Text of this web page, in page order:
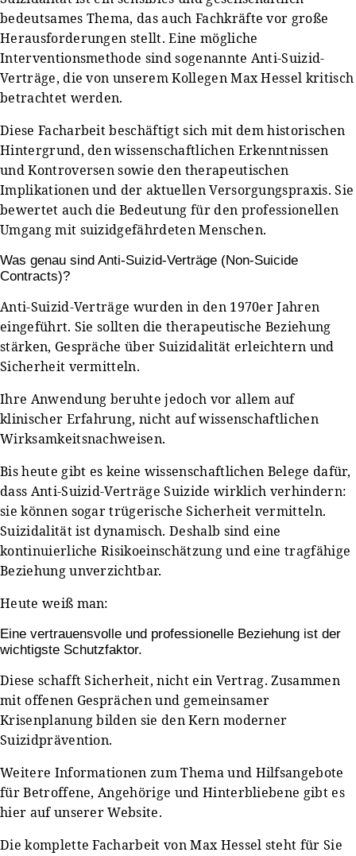
bedeutsames Thema, das auch Fachkräfte vor große
Herausforderungen stellt. Eine mögliche
Interventionsmethode sind sogenannte Anti-Suizid-
Verträge, die von unserem Kollegen Max Hessel kritisch
betrachtet werden.
Diese Facharbeit beschäftigt sich mit dem historischen
Hintergrund, den wissenschaftlichen Erkenntnissen
und Kontroversen sowie den therapeutischen
Implikationen und der aktuellen Versorgungspraxis. Sie
bewertet auch die Bedeutung für den professionellen
Umgang mit suizidgefährdeten Menschen.
Was genau sind Anti-Suizid-Verträge (Non-Suicide
Contracts)?
Anti-Suizid-Verträge wurden in den 1970er Jahren
eingeführt. Sie sollten die therapeutische Beziehung
stärken, Gespräche über Suizidalität erleichtern und
Sicherheit vermitteln.
Ihre Anwendung beruhte jedoch vor allem auf
klinischer Erfahrung, nicht auf wissenschaftlichen
Wirksamkeitsnachweisen.
Bis heute gibt es keine wissenschaftlichen Belege dafür,
dass Anti-Suizid-Verträge Suizide wirklich verhindern:
sie können sogar trügerische Sicherheit vermitteln.
Suizidalität ist dynamisch. Deshalb sind eine
kontinuierliche Risikoeinschätzung und eine tragfähige
Beziehung unverzichtbar.
Heute weiß man:
Eine vertrauensvolle und professionelle Beziehung ist der
wichtigste Schutzfaktor.
Diese schafft Sicherheit, nicht ein Vertrag. Zusammen
mit offenen Gesprächen und gemeinsamer
Krisenplanung bilden sie den Kern moderner
Suizidprävention.
Weitere Informationen zum Thema und Hilfsangebote
für Betroffene, Angehörige und Hinterbliebene gibt es
hier auf unserer Website.
Die komplette Facharbeit von Max Hessel steht für Sie